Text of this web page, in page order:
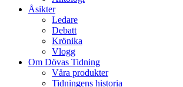
Åsikter
Ledare
Debatt
Krönika
Vlogg
Om Dövas Tidning
Våra produkter
Tidningens historia